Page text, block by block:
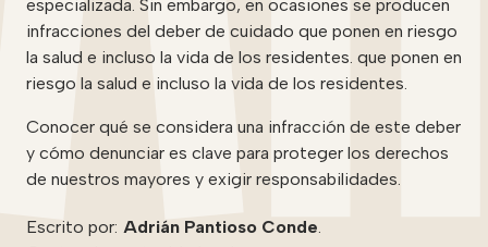
especializada. Sin embargo, en ocasiones se producen
infracciones del deber de cuidado que ponen en riesgo
la salud e incluso la vida de los residentes. que ponen en
riesgo la salud e incluso la vida de los residentes.
Conocer qué se considera una infracción de este deber
y cómo denunciar es clave para proteger los derechos
de nuestros mayores y exigir responsabilidades.
Escrito por: Adrián Pantioso Conde